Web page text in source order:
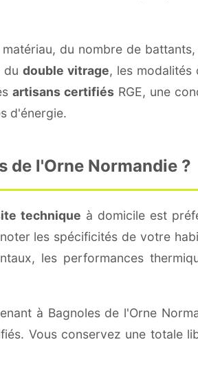
du nombre de
du double vitrage, les modalités
artisans certifiés RGE, une
d'énergie.
de l'Orne Normandie ?
technique à domicile est
les spécificités de votre
les performances
à Bagnoles de l'Orne
Vous conservez une totale